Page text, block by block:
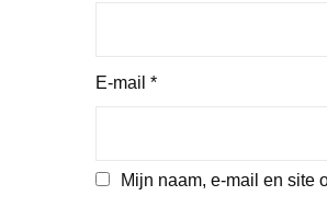
E-mail *
Mijn naam, e-mail en site